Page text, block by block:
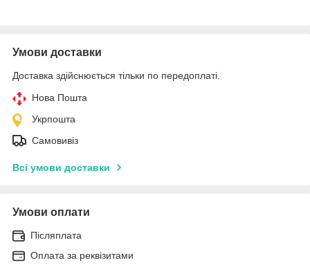
Умови доставки
Доставка здійснюється тільки по передоплаті.
Нова Пошта
Укрпошта
Самовивіз
Всі умови доставки
Умови оплати
Післяплата
Оплата за реквізитами